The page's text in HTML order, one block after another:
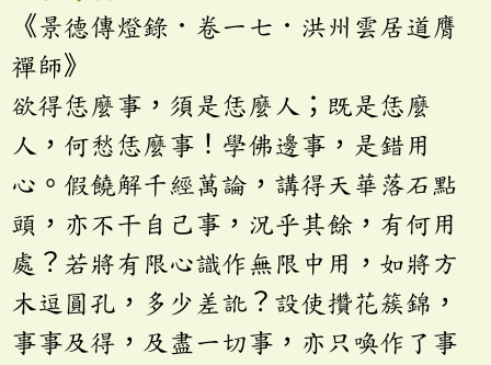
《景德傳燈錄．卷一七．洪州雲居道膺
禪師》
欲得恁麼事，須是恁麼人；既是恁麼
人，何愁恁麼事！學佛邊事，是錯用
心。假饒解千經萬論，講得天華落石點
頭，亦不干自己事，況乎其餘，有何用
處？若將有限心識作無限中用，如將方
木逗圓孔，多少差訛？設使攢花簇錦，
事事及得，及盡一切事，亦只喚作了事